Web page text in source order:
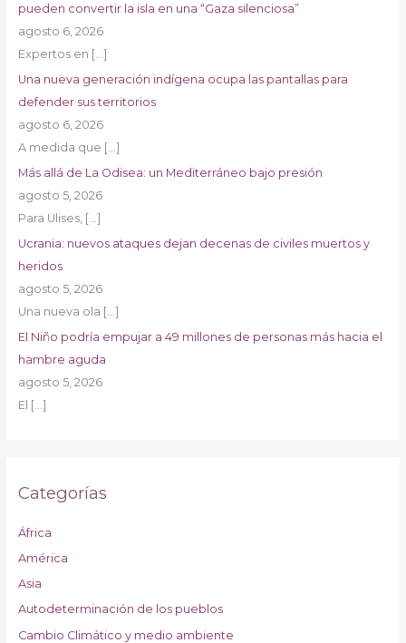
pueden convertir la isla en una “Gaza silenciosa”
agosto 6, 2026
Expertos en […]
Una nueva generación indígena ocupa las pantallas para
defender sus territorios
agosto 6, 2026
A medida que […]
Más allá de La Odisea: un Mediterráneo bajo presión
agosto 5, 2026
Para Ulises, […]
Ucrania: nuevos ataques dejan decenas de civiles muertos y
heridos
agosto 5, 2026
Una nueva ola […]
El Niño podría empujar a 49 millones de personas más hacia el
hambre aguda
agosto 5, 2026
El […]
Categorías
África
América
Asia
Autodeterminación de los pueblos
Cambio Climático y medio ambiente